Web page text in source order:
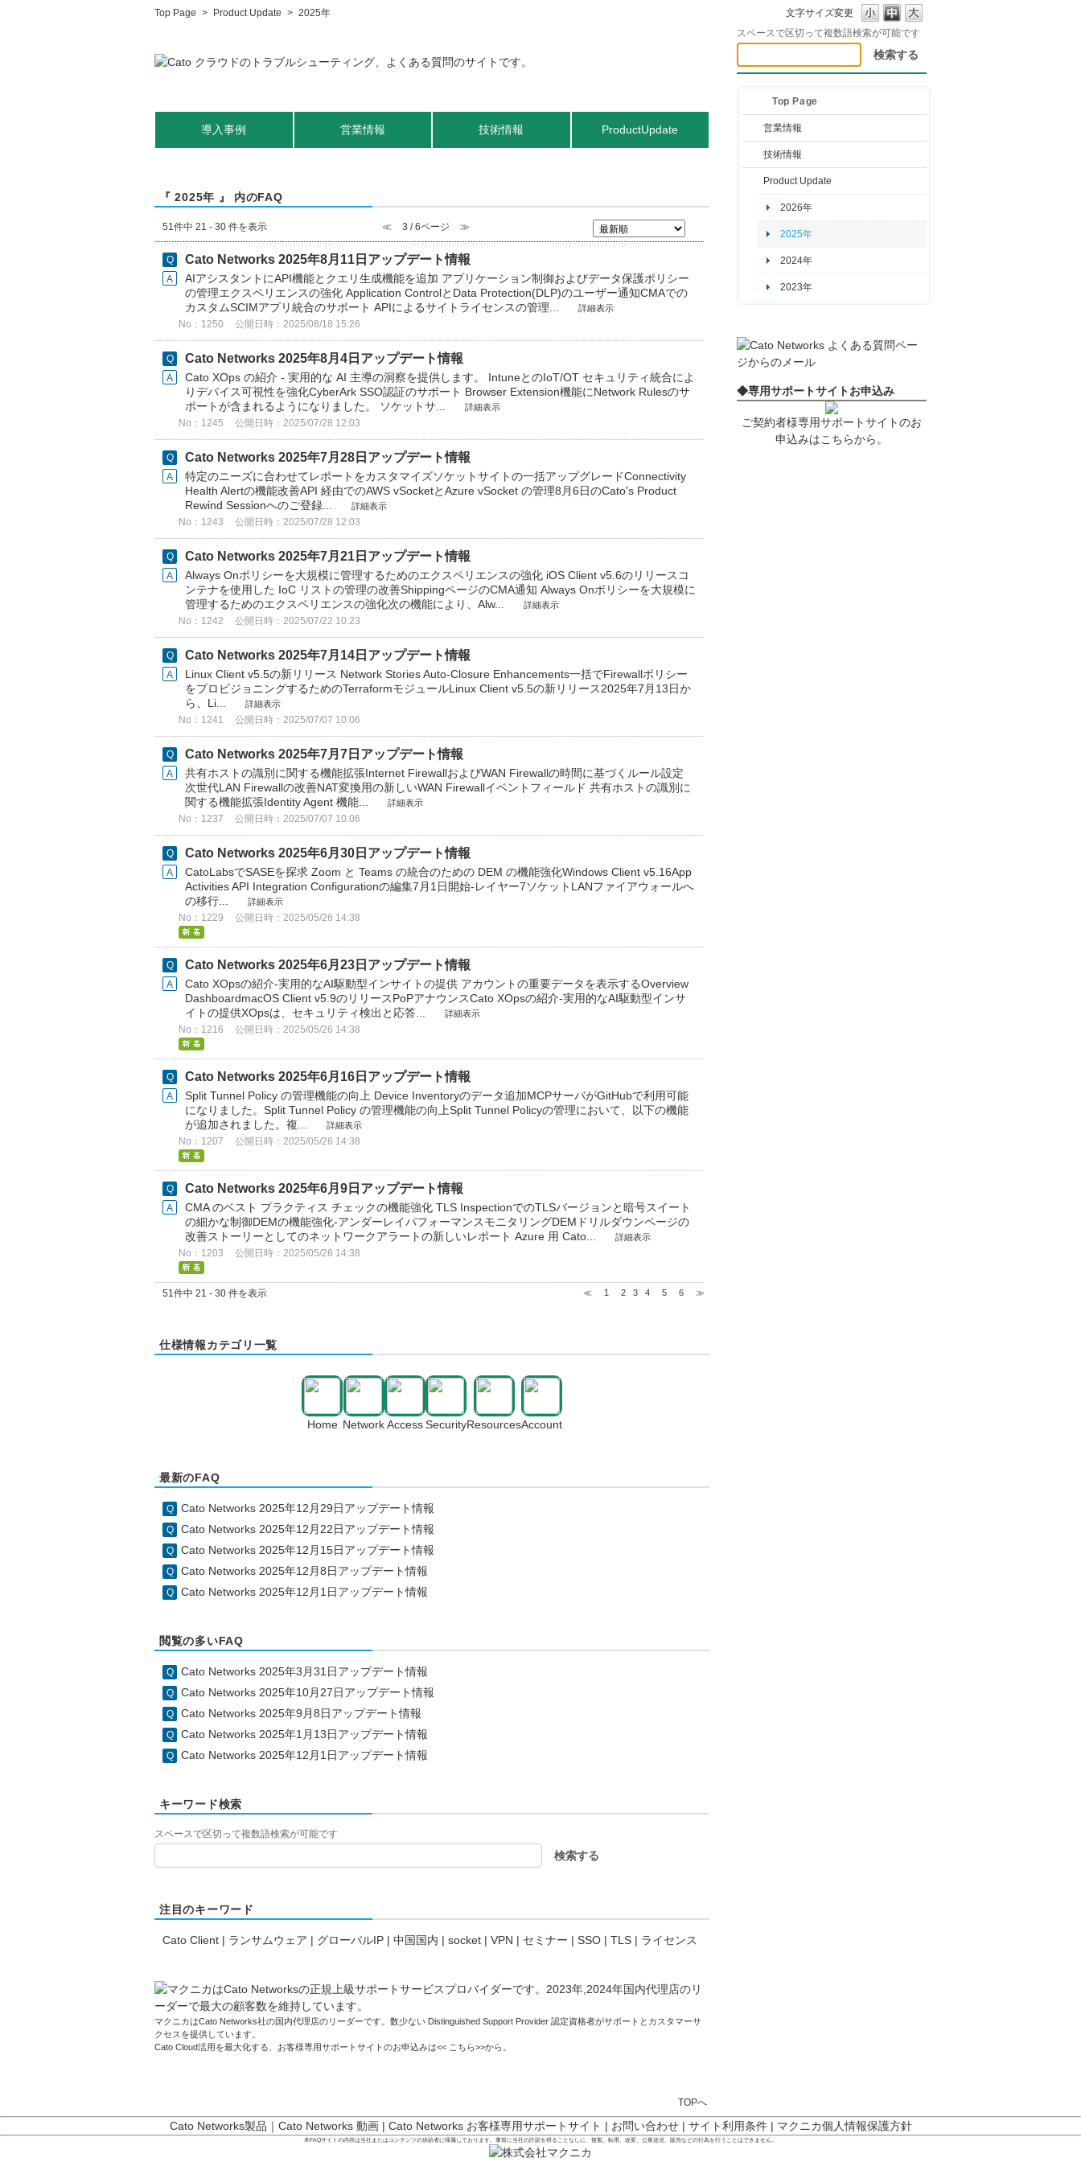
文字サイズ変更
Top Page > Product Update > 2025年
スペースで区切って複数語検索が可能です
Top Page
営業情報
技術情報
Product Update
2026年
2025年
2024年
2023年
◆専用サポートサイトお申込み
ご契約者様専用サポートサイトのお
申込みはこちらから。
導入事例 営業情報 技術情報 ProductUpdate
『 2025年 』 内のFAQ
51件中 21 - 30 件を表示 ≪ 3 / 6ページ ≫
Cato Networks 2025年8月11日アップデート情報
AIアシスタントにAPI機能とクエリ生成機能を追加 アプリケーション制御およびデータ保護ポリシー
の管理エクスペリエンスの強化 Application ControlとData Protection(DLP)のユーザー通知​ CMAでの
カスタムSCIMアプリ統合のサポート APIによるサイトライセンスの管理...
詳細表示
No：1250 公開日時：2025/08/18 15:26
Cato Networks 2025年8月4日アップデート情報
Cato XOps の紹介 - 実用的な AI 主導の洞察を提供します。 IntuneとのIoT/OT セキュリティ統合によ
りデバイス可視性を強化​ CyberArk SSO認証のサポート Browser Extension機能にNetwork Rulesのサ
ポートが含まれるようになりました。 ソケットサ...
詳細表示
No：1245 公開日時：2025/07/28 12:03
Cato Networks 2025年7月28日アップデート情報
特定のニーズに合わせてレポートをカスタマイズ​ ソケットサイトの一括アップグレード​ Connectivity
Health Alertの機能改善​ API 経由でのAWS vSocketとAzure vSocket の管理​ 8月6日のCato's Product
Rewind Sessionへのご登録...
詳細表示
No：1243 公開日時：2025/07/28 12:03
Cato Networks 2025年7月21日アップデート情報
Always Onポリシーを大規模に管理するためのエクスペリエンスの強化 iOS Client v5.6のリリース​ コ
ンテナを使用した IoC リストの管理の改善​ ShippingページのCMA通知 Always Onポリシーを大規模に
管理するためのエクスペリエンスの強化次の機能により、Alw...
詳細表示
No：1242 公開日時：2025/07/22 10:23
Cato Networks 2025年7月14日アップデート情報
Linux Client v5.5の新リリース Network Stories Auto-Closure Enhancements​ 一括でFirewallポリシー
をプロビジョニングするためのTerraformモジュール​ Linux Client v5.5の新リリース2025年7月13日か
ら、Li...
詳細表示
No：1241 公開日時：2025/07/07 10:06
Cato Networks 2025年7月7日アップデート情報
共有ホストの識別に関する機能拡張​ Internet FirewallおよびWAN Firewallの時間に基づくルール設定
次世代LAN Firewallの改善​ NAT変換用の新しいWAN Firewallイベントフィールド 共有ホストの識別に
関する機能拡張​Identity Agent 機能...
詳細表示
No：1237 公開日時：2025/07/07 10:06
Cato Networks 2025年6月30日アップデート情報
CatoLabsでSASEを探求 Zoom と Teams の統合のための DEM の機能強化​ Windows Client v5.16​ App
Activities API Integration Configurationの編集​ 7月1日開始‐レイヤー7ソケットLANファイアウォールへ
の移行​ ...
詳細表示
No：1229 公開日時：2025/05/26 14:38
Cato Networks 2025年6月23日アップデート情報
Cato XOpsの紹介-実用的なAI駆動型インサイトの提供 アカウントの重要データを表示するOverview
Dashboard​ macOS Client v5.9のリリース​ PoPアナウンス​​ Cato XOpsの紹介-実用的なAI駆動型インサ
イトの提供XOpsは、セキュリティ検出と応答...
詳細表示
No：1216 公開日時：2025/05/26 14:38
Cato Networks 2025年6月16日アップデート情報
Split Tunnel Policy の管理機能の向上 Device Inventoryのデータ追加​ MCPサーバがGitHubで利用可能
になりました。​ Split Tunnel Policy の管理機能の向上Split Tunnel Policyの管理において、以下の機能
が追加されました。複...
詳細表示
No：1207 公開日時：2025/05/26 14:38
Cato Networks 2025年6月9日アップデート情報
CMA のベスト プラクティス チェックの機能強化 TLS InspectionでのTLSバージョンと暗号スイート
の細かな制御​ DEMの機能強化-アンダーレイパフォーマンスモニタリング​ DEMドリルダウンページの
改善​ ストーリーとしてのネットワークアラートの新しいレポート Azure 用 Cato...
詳細表示
No：1203 公開日時：2025/05/26 14:38
51件中 21 - 30 件を表示 ≪ 1 2 3 4 5 6 ≫
仕様情報カテゴリ一覧
Home NetworkAccessSecurityResourcesAccount
最新のFAQ
Cato Networks 2025年12月29日アップデート情報
Cato Networks 2025年12月22日アップデート情報
Cato Networks 2025年12月15日アップデート情報
Cato Networks 2025年12月8日アップデート情報
Cato Networks 2025年12月1日アップデート情報
閲覧の多いFAQ
Cato Networks 2025年3月31日アップデート情報
Cato Networks 2025年10月27日アップデート情報
Cato Networks 2025年9月8日アップデート情報
Cato Networks 2025年1月13日アップデート情報
Cato Networks 2025年12月1日アップデート情報
キーワード検索
スペースで区切って複数語検索が可能です
注目のキーワード
Cato Client | ランサムウェア | グローバルIP | 中国国内 | socket | VPN | セミナー | SSO | TLS | ライセンス
マクニカはCato Networks社の国内代理店のリーダーです。数少ない Distinguished Support Provider 認定資格者がサポートとカスタマーサ
クセスを提供しています。
Cato Cloud活用を最大化する、お客様専用サポートサイトのお申込みは<< こちら>>から。
TOPへ
Cato Networks製品 ｜ Cato Networks 動画| Cato Networks お客様専用サポートサイト | お問い合わせ| サイト利用条件| マクニカ個人情報保護方針
本FAQサイトの内容は当社またはコンテンツの供給者に帰属しております。事前に当社の許諾を得ることなしに、複製、転用、改変、公衆送信、販売などの行為を行うことはできません。